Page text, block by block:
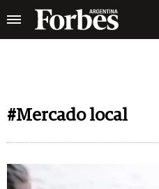
#Mercado local